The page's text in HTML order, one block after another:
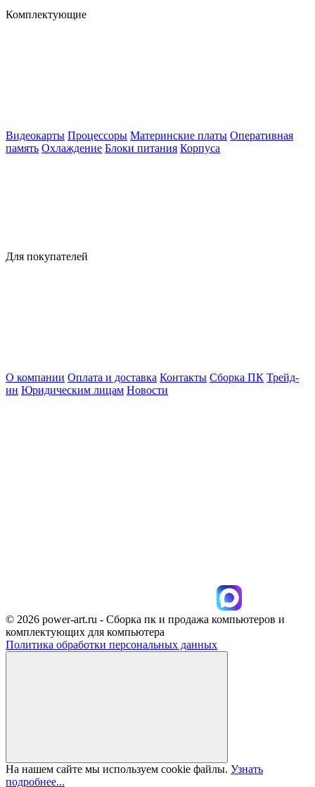
Комплектующие
Видеокарты Процессоры Материнские платы Оперативная
память Охлаждение Блоки питания Корпуса
Для покупателей
О компании Оплата и доставка Контакты Сборка ПК Трейд-
ин Юридическим лицам Новости
© 2026 power-art.ru - Сборка пк и продажа компьютеров и
комплектующих для компьютера
Политика обработки персональных данных
На нашем сайте мы используем cookie файлы. Узнать
подробнее...